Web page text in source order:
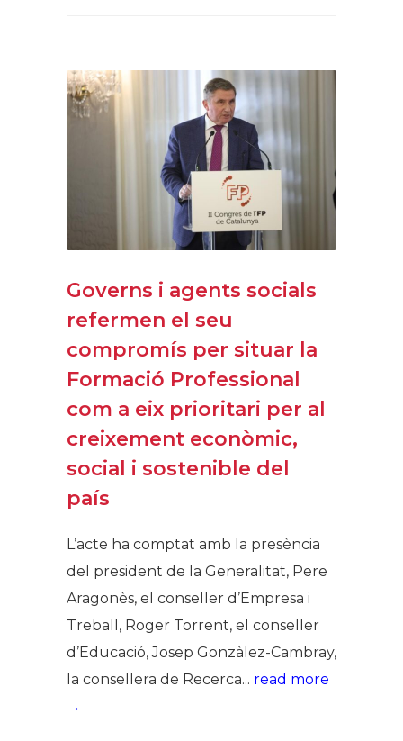
Governs i agents socials
refermen el seu
compromís per situar la
Formació Professional
com a eix prioritari per al
creixement econòmic,
social i sostenible del
país
L’acte ha comptat amb la presència
del president de la Generalitat, Pere
Aragonès, el conseller d’Empresa i
Treball, Roger Torrent, el conseller
d’Educació, Josep Gonzàlez-Cambray,
la consellera de Recerca... read more
→